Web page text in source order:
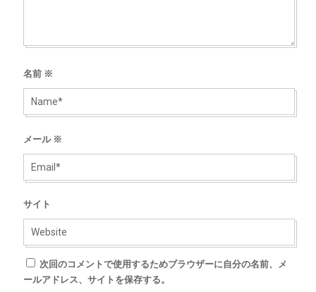
名前 ※
メール ※
サイト
次回のコメントで使用するためブラウザーに自分の名前、メ
ールアドレス、サイトを保存する。